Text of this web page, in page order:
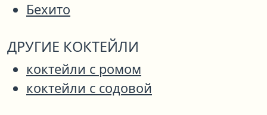
Бехито
ДРУГИЕ КОКТЕЙЛИ
коктейли с ромом
коктейли с содовой